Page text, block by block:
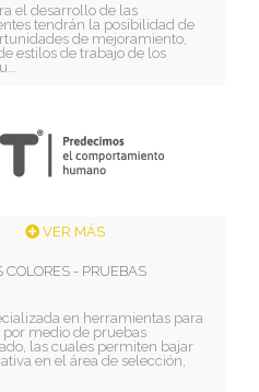
el desarrollo de las
tendrán la posibilidad de
de mejoramiento,
estilos de trabajo de los
VER MÁS
COLORES - PRUEBAS
en herramientas para
medio de pruebas
las cuales permiten bajar
en el área de selección,